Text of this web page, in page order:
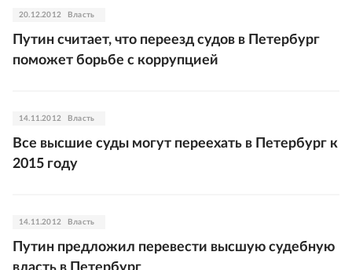
20.12.2012 Власть
Путин считает, что переезд судов в Петербург
поможет борьбе с коррупцией
14.11.2012 Власть
Все высшие суды могут переехать в Петербург к
2015 году
14.11.2012 Власть
Путин предложил перевести высшую судебную